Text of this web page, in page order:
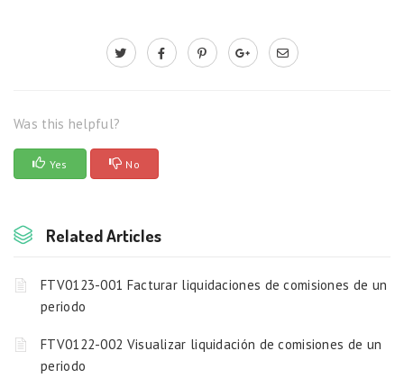
Was this helpful?
Yes No
Related Articles
FTV0123-001 Facturar liquidaciones de comisiones de un
periodo
FTV0122-002 Visualizar liquidación de comisiones de un
periodo